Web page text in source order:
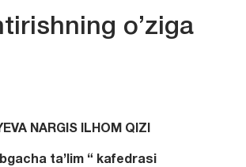
o’ziga
VA NARGIS ILHOM QIZI
ta’lim “ kafedrasi